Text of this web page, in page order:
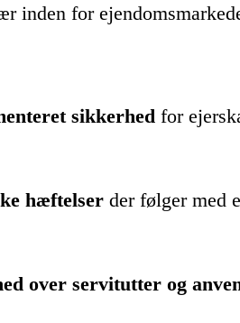
inden for
sikkerhed for
hæftelser der følger med
over servitutter og